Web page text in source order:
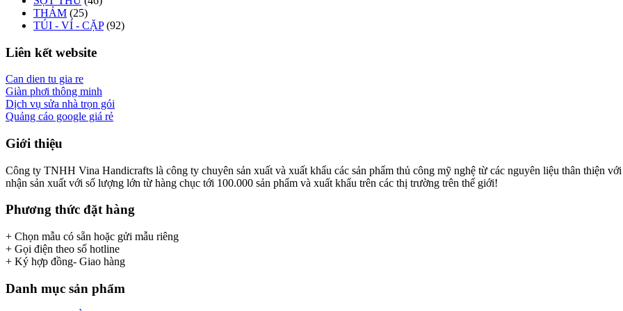
THẢM (25)
TÚI - VÍ - CẶP (92)
Liên kết website
Can dien tu gia re
Giàn phơi thông minh
Dịch vụ sửa nhà trọn gói
Quảng cáo google giá rẻ
Giới thiệu
Công ty TNHH Vina Handicrafts là công ty chuyên sản xuất và xuất khẩu các sản phẩm thủ công mỹ nghệ từ các nguyên liệu thân thiện
nhận sản xuất với số lượng lớn từ hàng chục tới 100.000 sản phẩm và xuất khẩu trên các thị trường trên thế giới!
Phương thức đặt hàng
+ Chọn mẫu có sẵn hoặc gửi mẫu riêng
+ Gọi điện theo số hotline
+ Ký hợp đồng- Giao hàng
Danh mục sản phẩm